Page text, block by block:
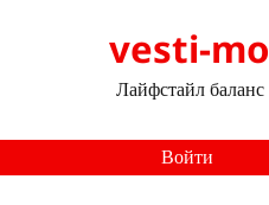
vesti-mo
Лайфстайл баланс
Войти